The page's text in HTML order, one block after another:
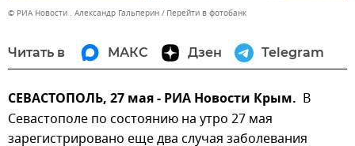
© РИА Новости . Александр Гальперин Перейти в фотобанк
Читать в МАКС Дзен Telegram
СЕВАСТОПОЛЬ, 27 мая - РИА Новости Крым. В
Севастополе по состоянию на утро 27 мая
зарегистрировано еще два случая заболевания